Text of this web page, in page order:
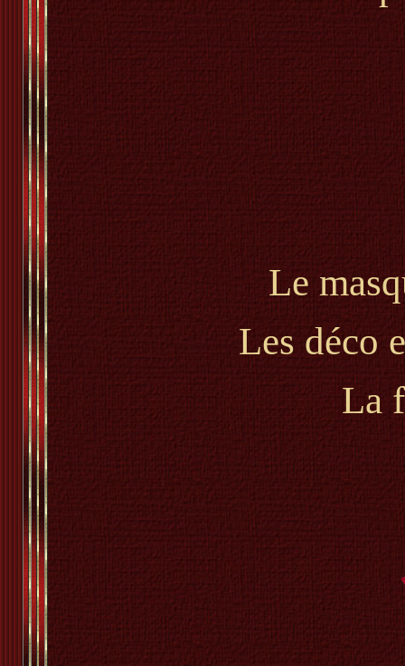
Le
Les déco
La